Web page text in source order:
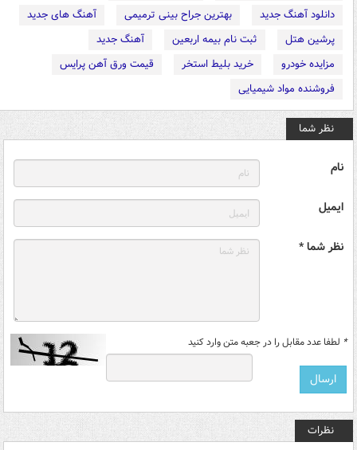
دانلود آهنگ جدید
بهترین جراح بینی ترمیمی
آهنگ های جدید
پرشین هتل
ثبت نام بیمه اربعین
آهنگ جدید
مزایده خودرو
خرید بلیط استخر
قیمت ورق آهن پرایس
فروشنده مواد شیمیایی
نظر شما
نام
ایمیل
نظر شما *
* لطفا عدد مقابل را در جعبه متن وارد کنید
نظرات